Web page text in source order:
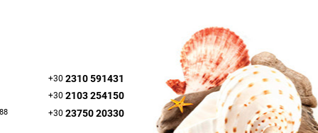
+30 2310 591431
+30 2103 254150
+30 23750 20330